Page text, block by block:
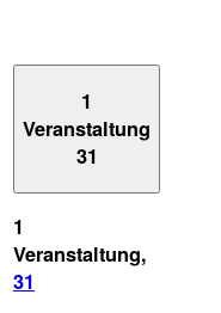
1
Veranstaltung
31
1
Veranstaltung,
31